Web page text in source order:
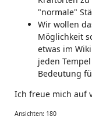
"normale"
Wir wollen
Möglichkeit
etwas im
jeden
Bedeutung
Ich freue mich auf
Ansichten: 180